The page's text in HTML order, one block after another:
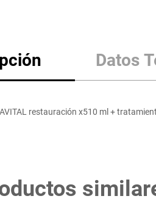
Datos
restauración x510 ml +